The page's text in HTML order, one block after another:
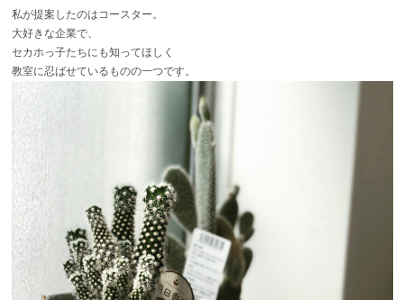
私が提案したのはコースター。
大好きな企業で、
セカホっ子たちにも知ってほしく
教室に忍ばせているものの一つです。